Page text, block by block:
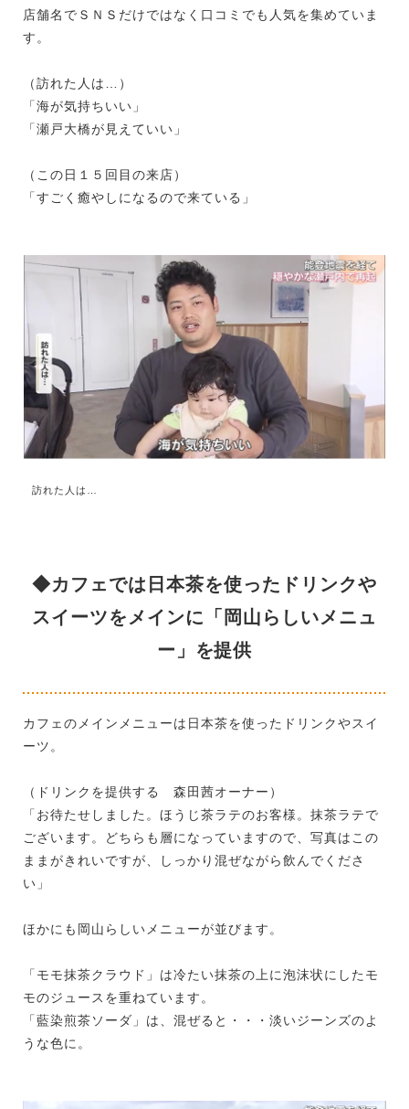
店舗名でＳＮＳだけではなく口コミでも人気を集めていま
す。
（訪れた人は…）
「海が気持ちいい」
「瀬戸大橋が見えていい」
（この日１５回目の来店）
「すごく癒やしになるので来ている」
訪れた人は…
◆カフェでは日本茶を使ったドリンクや
スイーツをメインに「岡山らしいメニュ
ー」を提供
カフェのメインメニューは日本茶を使ったドリンクやスイ
ーツ。
（ドリンクを提供する 森田茜オーナー）
「お待たせしました。ほうじ茶ラテのお客様。抹茶ラテで
ございます。どちらも層になっていますので、写真はこの
ままがきれいですが、しっかり混ぜながら飲んでくださ
い」
ほかにも岡山らしいメニューが並びます。
「モモ抹茶クラウド」は冷たい抹茶の上に泡沫状にしたモ
モのジュースを重ねています。
「藍染煎茶ソーダ」は、混ぜると・・・淡いジーンズのよ
うな色に。